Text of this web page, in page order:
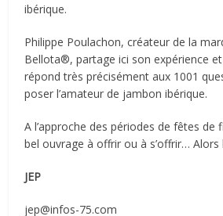
ibérique.
Philippe Poulachon, créateur de la
Bellota®, partage ici son expérience
répond très précisément aux 1001
poser l’amateur de jambon ibérique.
A l’approche des périodes de fêtes de
bel ouvrage à offrir ou à s’offrir…
JEP
jep@infos-75.com